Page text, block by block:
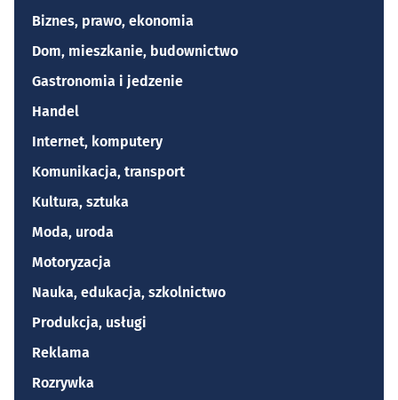
Biznes, prawo, ekonomia
Dom, mieszkanie, budownictwo
Gastronomia i jedzenie
Handel
Internet, komputery
Komunikacja, transport
Kultura, sztuka
Moda, uroda
Motoryzacja
Nauka, edukacja, szkolnictwo
Produkcja, usługi
Reklama
Rozrywka